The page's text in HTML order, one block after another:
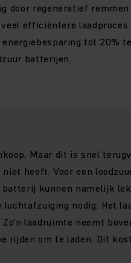
door regeneratief
efficiëntere
energiebesparing tot 20%
batterijen.
Maar dit is snel
heeft. Voor een
kunnen namelijk
nodig. Het
laadruimte neemt
rijden om te laden. Dit